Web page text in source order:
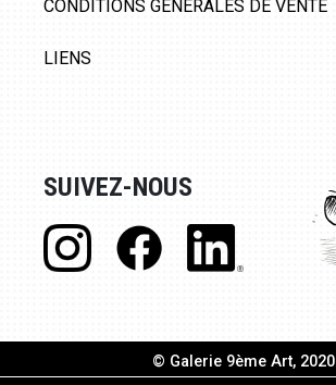
CONDITIONS GÉNÉRALES DE VENTE
LIENS
SUIVEZ-NOUS
© Galerie 9ème Art, 2020